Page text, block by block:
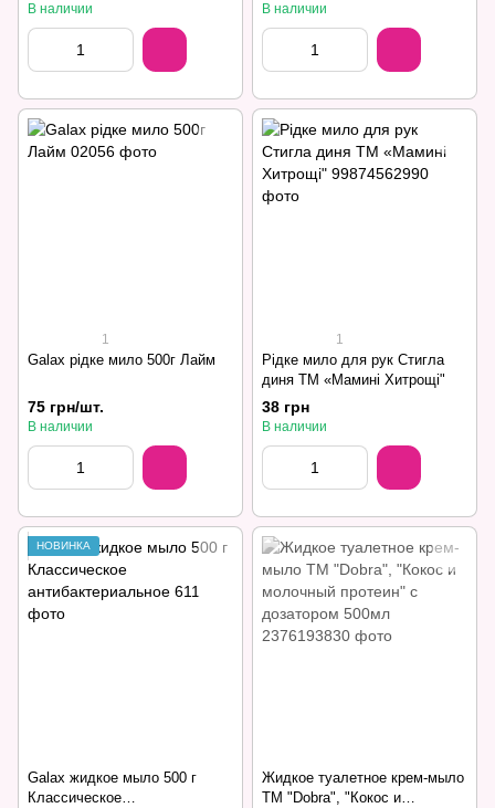
В наличии В наличии
1
Galax рідке мило 500г Лайм
75 грн/шт.
В наличии
1
Рідке мило для рук Стигла
диня ТМ «Мамині Хитрощі"
38 грн
В наличии
НОВИНКА
Galax жидкое мыло 500 г
Классическое
Жидкое туалетное крем-мыло
ТМ "Dobra", "Кокос и